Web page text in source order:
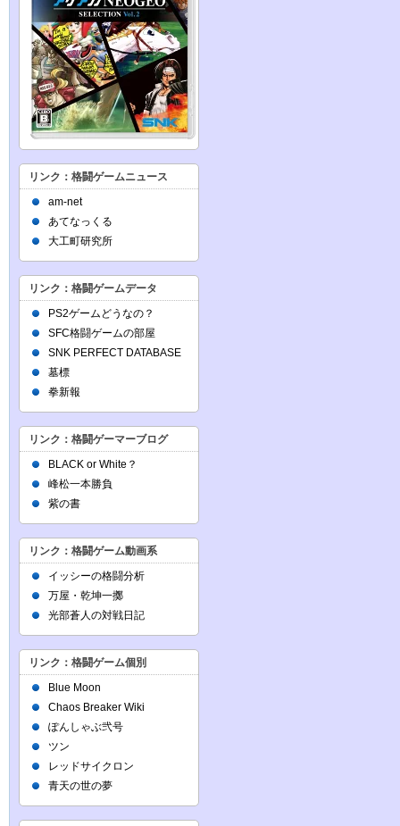
リンク：格闘ゲームニュース
am-net
あてなっくる
大工町研究所
リンク：格闘ゲームデータ
PS2ゲームどうなの？
SFC格闘ゲームの部屋
SNK PERFECT DATABASE
墓標
拳新報
リンク：格闘ゲーマーブログ
BLACK or White？
峰松一本勝負
紫の書
リンク：格闘ゲーム動画系
イッシーの格闘分析
万屋・乾坤一擲
光部蒼人の対戦日記
リンク：格闘ゲーム個別
Blue Moon
Chaos Breaker Wiki
ぽんしゃぶ弐号
ツン
レッドサイクロン
青天の世の夢